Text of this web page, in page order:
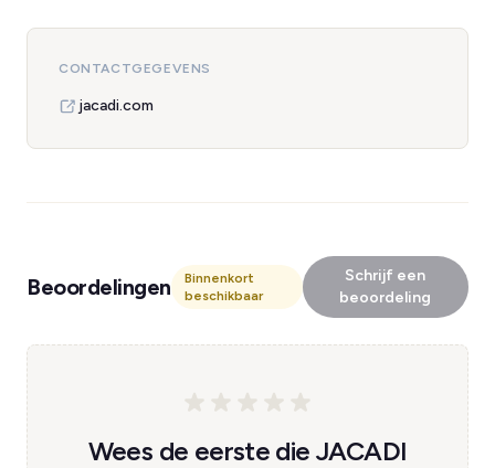
CONTACTGEGEVENS
jacadi.com
Beoordelingen
Binnenkort
beschikbaar
Schrijf een
beoordeling
Wees de eerste die JACADI